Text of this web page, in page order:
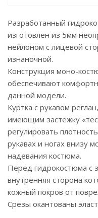
Разработанный
изготовлен из 5мм
нейлоном с лицевой
изнаночной.
Конструкция моно-
обеспечивают
данной модели.
Куртка с рукавом
имеющим застежку
регулировать
рукавах и ногах внизу
надевания костюма.
Перед гидрокостюма с
внутренняя сторона
кожный покров от
Срезы окантованы